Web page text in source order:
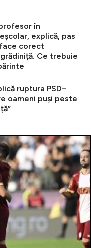
în
explică, pas
corect
Ce trebuie
ruptura PSD–
oameni puși peste